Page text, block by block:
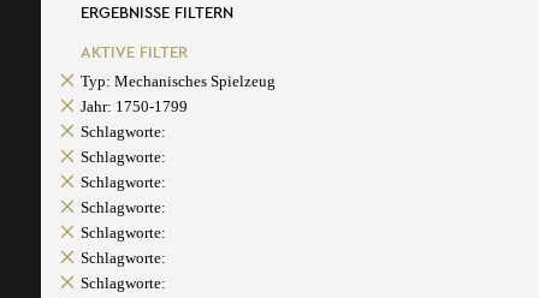
ERGEBNISSE FILTERN
AKTIVE FILTER
Typ: Mechanisches Spielzeug
Jahr: 1750-1799
Schlagworte:
Schlagworte:
Schlagworte:
Schlagworte:
Schlagworte:
Schlagworte:
Schlagworte: